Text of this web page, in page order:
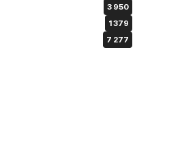
3 950
1 379
7 277